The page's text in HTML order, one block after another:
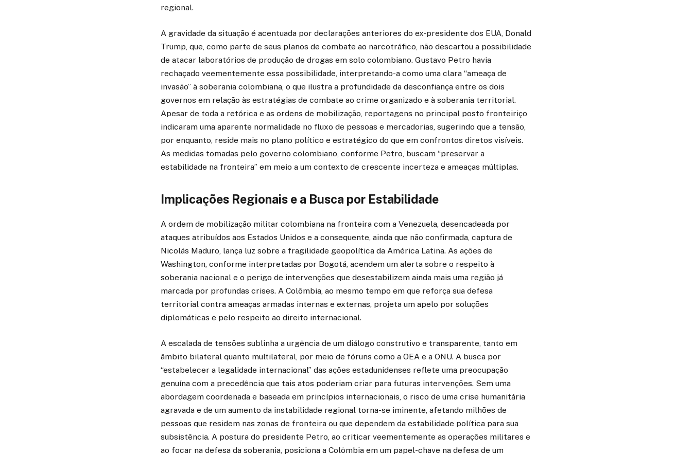
regional.
A gravidade da situação é acentuada por declarações anteriores do ex-presidente dos EUA, Donald
Trump, que, como parte de seus planos de combate ao narcotráfico, não descartou a possibilidade
de atacar laboratórios de produção de drogas em solo colombiano. Gustavo Petro havia
rechaçado veementemente essa possibilidade, interpretando-a como uma clara “ameaça de
invasão” à soberania colombiana, o que ilustra a profundidade da desconfiança entre os dois
governos em relação às estratégias de combate ao crime organizado e à soberania territorial.
Apesar de toda a retórica e as ordens de mobilização, reportagens no principal posto fronteiriço
indicaram uma aparente normalidade no fluxo de pessoas e mercadorias, sugerindo que a tensão,
por enquanto, reside mais no plano político e estratégico do que em confrontos diretos visíveis.
As medidas tomadas pelo governo colombiano, conforme Petro, buscam “preservar a
estabilidade na fronteira” em meio a um contexto de crescente incerteza e ameaças múltiplas.
Implicações Regionais e a Busca por Estabilidade
A ordem de mobilização militar colombiana na fronteira com a Venezuela, desencadeada por
ataques atribuídos aos Estados Unidos e a consequente, ainda que não confirmada, captura de
Nicolás Maduro, lança luz sobre a fragilidade geopolítica da América Latina. As ações de
Washington, conforme interpretadas por Bogotá, acendem um alerta sobre o respeito à
soberania nacional e o perigo de intervenções que desestabilizem ainda mais uma região já
marcada por profundas crises. A Colômbia, ao mesmo tempo em que reforça sua defesa
territorial contra ameaças armadas internas e externas, projeta um apelo por soluções
diplomáticas e pelo respeito ao direito internacional.
A escalada de tensões sublinha a urgência de um diálogo construtivo e transparente, tanto em
âmbito bilateral quanto multilateral, por meio de fóruns como a OEA e a ONU. A busca por
“estabelecer a legalidade internacional” das ações estadunidenses reflete uma preocupação
genuína com a precedência que tais atos poderiam criar para futuras intervenções. Sem uma
abordagem coordenada e baseada em princípios internacionais, o risco de uma crise humanitária
agravada e de um aumento da instabilidade regional torna-se iminente, afetando milhões de
pessoas que residem nas zonas de fronteira ou que dependem da estabilidade política para sua
subsistência. A postura do presidente Petro, ao criticar veementemente as operações militares e
ao focar na defesa da soberania, posiciona a Colômbia em um papel-chave na defesa de um